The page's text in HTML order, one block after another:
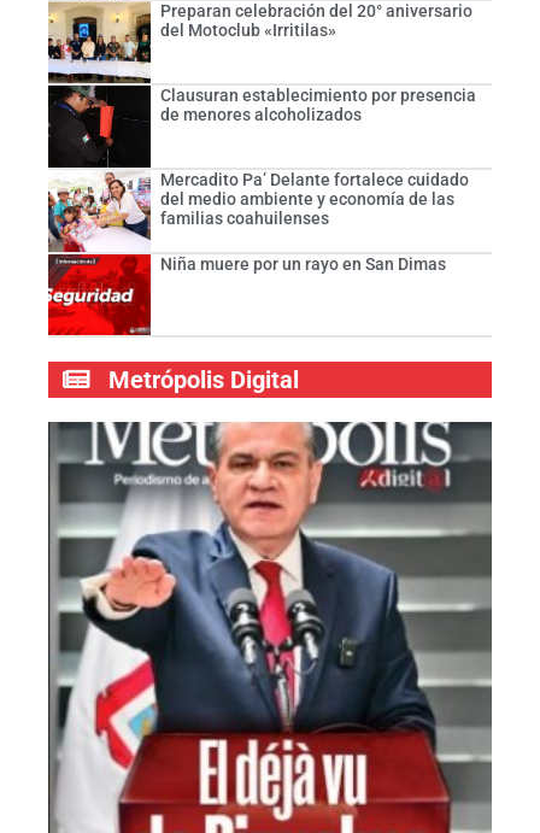
Preparan celebración del 20° aniversario
del Motoclub «Irritilas»
Clausuran establecimiento por presencia
de menores alcoholizados
Mercadito Pa’ Delante fortalece cuidado
del medio ambiente y economía de las
familias coahuilenses
Niña muere por un rayo en San Dimas
Metrópolis Digital